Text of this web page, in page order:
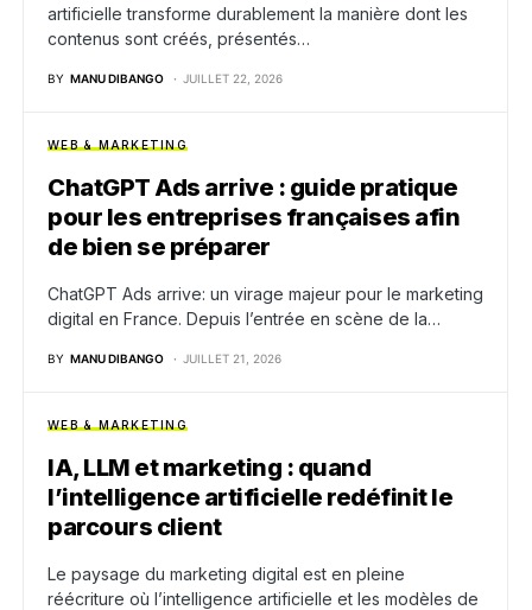
artificielle transforme durablement la manière dont les
contenus sont créés, présentés…
BY MANU DIBANGO JUILLET 22, 2026
WEB & MARKETING
ChatGPT Ads arrive : guide pratique
pour les entreprises françaises afin
de bien se préparer
ChatGPT Ads arrive: un virage majeur pour le marketing
digital en France. Depuis l’entrée en scène de la…
BY MANU DIBANGO JUILLET 21, 2026
WEB & MARKETING
IA, LLM et marketing : quand
l’intelligence artificielle redéfinit le
parcours client
Le paysage du marketing digital est en pleine
réécriture où l’intelligence artificielle et les modèles de